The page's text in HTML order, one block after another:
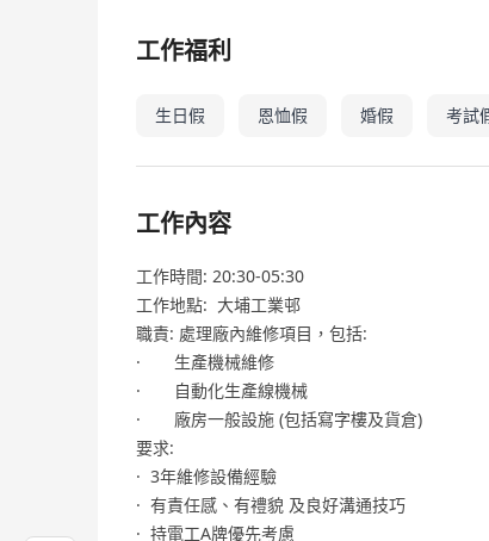
工作福利
生日假 恩恤假 婚假 考試
工作內容
工作時間: 20:30-05:30
工作地點: 大埔工業邨
職責: 處理廠內維修項目，包括:
· 生產機械維修
· 自動化生產線機械
· 廠房一般設施 (包括寫字樓及貨倉)
要求:
· 3年維修設備經驗
· 有責任感、有禮貌 及良好溝通技巧
· 持電工A牌優先考慮